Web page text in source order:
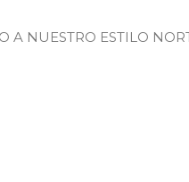
A NUESTRO ESTILO